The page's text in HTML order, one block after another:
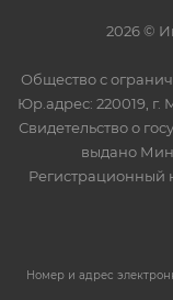
2026 ©
Общество с
Юр.адрес: 220019,
Свидетельство о
выдано
Регистрационный
Номер и адрес